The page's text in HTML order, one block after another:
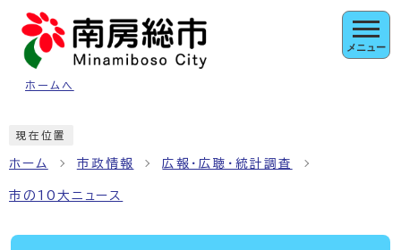
ページの先頭です
ホームへ
メニュー
現在位置
ホーム 市政情報 広報・広聴・統計調査
市の10大ニュース